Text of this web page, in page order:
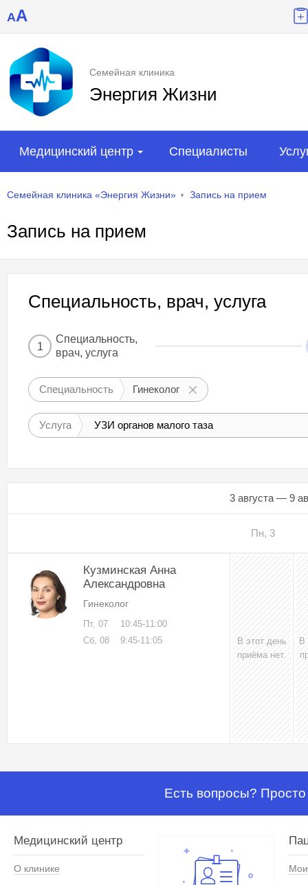
AA
Семейная клиника
Энергия Жизни
Медицинский центр Специалисты
Семейная клиника «Энергия Жизни» Запись на прием
Запись на прием
Специальность, врач, услуга
1
Специальность,
врач, услуга
Специальность Гинеколог
Услуга УЗИ органов малого таза
3 августа — 9
Пн, 3
Кузминская Анна
Александровна
Гинеколог
Пт, 07
10:45-11:00
Сб, 08
9:45-11:05
В этот день
приёма нет.
В
Есть вопросы?
Медицинский центр
О клинике